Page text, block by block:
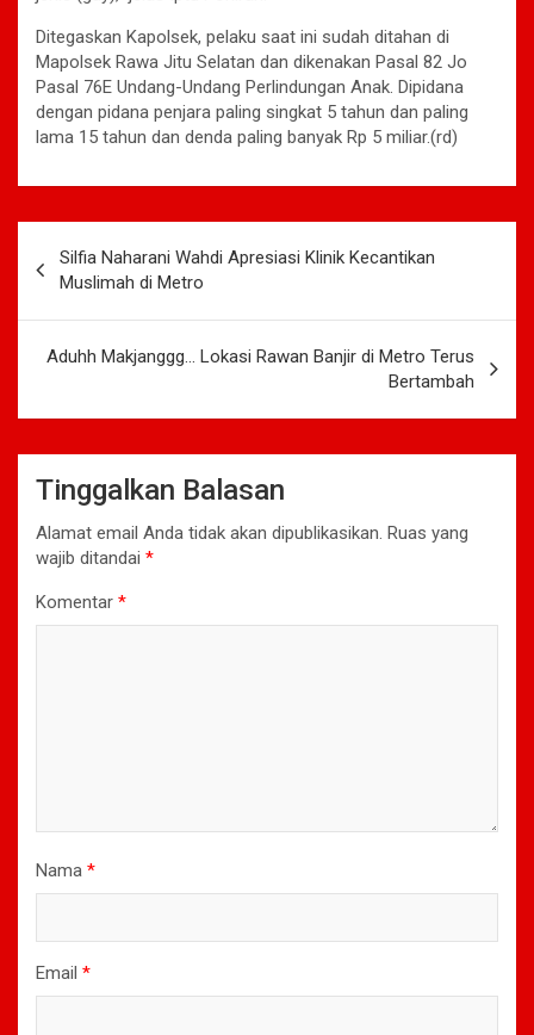
Ditegaskan Kapolsek, pelaku saat ini sudah ditahan di
Mapolsek Rawa Jitu Selatan dan dikenakan Pasal 82 Jo
Pasal 76E Undang-Undang Perlindungan Anak. Dipidana
dengan pidana penjara paling singkat 5 tahun dan paling
lama 15 tahun dan denda paling banyak Rp 5 miliar.(rd)
pos
Silfia Naharani Wahdi Apresiasi Klinik Kecantikan
Muslimah di Metro
Aduhh Makjanggg… Lokasi Rawan Banjir di Metro Terus
Bertambah
Tinggalkan Balasan
Alamat email Anda tidak akan dipublikasikan. Ruas yang
wajib ditandai *
Komentar *
Nama *
Email *